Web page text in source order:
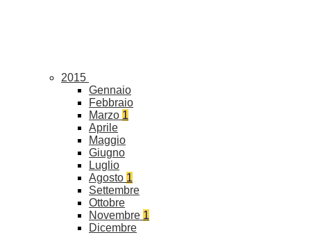
2015
Gennaio
Febbraio
Marzo 1
Aprile
Maggio
Giugno
Luglio
Agosto 1
Settembre
Ottobre
Novembre 1
Dicembre